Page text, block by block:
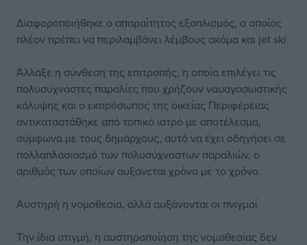
Διαφοροποιήθηκε ο απαραίτητος εξοπλισμός, ο οποίος
πλέον πρέπει να περιλαμβάνει λέμβους ακόμα και jet ski.
Άλλαξε η σύνθεση της επιτροπής, η οποία επιλέγει τις
πολυσύχναστες παραλίες που χρήζουν ναυαγοσωστικής
κάλυψης και ο εκπρόσωπος της οικείας Περιφέρειας
αντικαταστάθηκε από τοπικό ιατρό με αποτέλεσμα,
σύμφωνα με τους δημάρχους, αυτό να έχει οδηγήσει σε
πολλαπλασιασμό των πολυσύχναστων παραλιών, ο
αριθμός των οποίων αυξάνεται χρόνο με το χρόνο.
Αυστηρή η νομοθεσία, αλλά αυξάνονται οι πνιγμοί
Την ίδια στιγμή, η αυστηροποίηση της νομοθεσίας δεν